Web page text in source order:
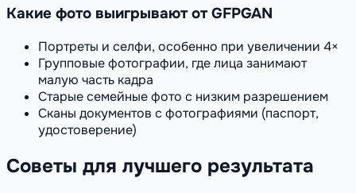
Какие фото выигрывают от GFPGAN
Портреты и селфи, особенно при увеличении 4×
Групповые фотографии, где лица занимают
малую часть кадра
Старые семейные фото с низким разрешением
Сканы документов с фотографиями (паспорт,
удостоверение)
Советы для лучшего результата